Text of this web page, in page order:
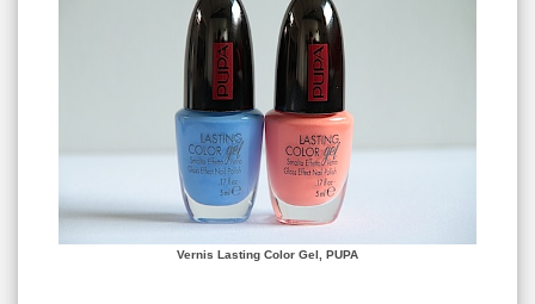
Vernis Lasting Color Gel, PUPA